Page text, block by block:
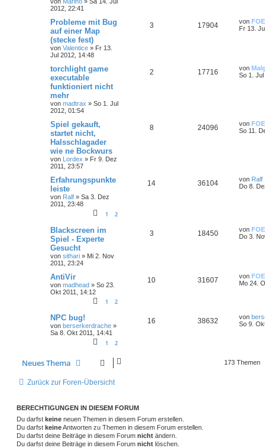
2012, 22:41
Probleme mit Bug
auf einer Map
(stecke fest)
von Valentice » Fr 13.
Jul 2012, 14:48
3 17904 von FOE
Fr 13.
torchlight game
executable
funktioniert nicht
mehr
von madtrax » So 1. Jul
2012, 01:54
2 17716 von
So 1.
Spiel gekauft,
startet nicht,
Halsschlagader
wie ne Bockwurs
von Lordex » Fr 9. Dez
2011, 23:57
8 24096 von FOE
So 11.
Erfahrungspunkte
leiste
von Ralf » Sa 3. Dez
2011, 23:48
1 2
14 36104 von Ralf
Do 8.
Blackscreen im
Spiel - Experte
Gesucht
von sithari » Mi 2. Nov
2011, 23:24
3 18450 von FOE
Do 3.
AntiVir
von madhead » So 23.
Okt 2011, 14:12
1 2
10 31607 von FOE
Mo 24.
NPC bug!
von berserkerdrache »
Sa 8. Okt 2011, 14:41
1 2
16 38632 von
So 9.
Neues Thema 173 Themen
Zurück zur Foren-Übersicht
BERECHTIGUNGEN IN DIESEM FORUM
Du darfst keine neuen Themen in diesem Forum erstellen.
Du darfst keineAntworten zu Themen in diesem Forum erstellen.
Du darfst deine Beiträge in diesem Forum nicht ändern.
Du darfst deine Beiträge in diesem Forum nicht löschen.